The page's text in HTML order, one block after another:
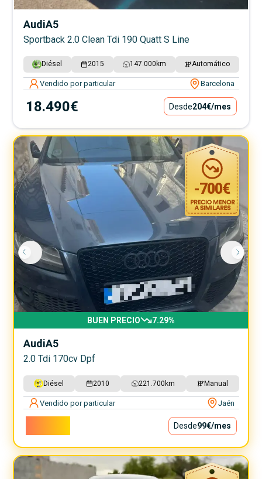
AudiA5
Sportback 2.0 Clean Tdi 190 Quatt S Line
Diésel 2015 147.000 km Automático
Vendido por particular Barcelona
18.490€ Desde204€/mes
-700€
BUEN PRECIO 7.29%
AudiA5
2.0 Tdi 170cv Dpf
Diésel 2010 221.700 km Manual
Vendido por particular Jaén
Desde99€/mes